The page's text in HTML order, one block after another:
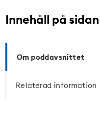
Innehåll på sidan
Om poddavsnittet
Relaterad information